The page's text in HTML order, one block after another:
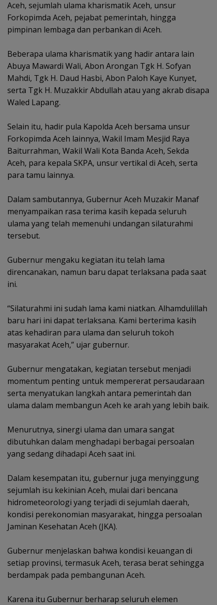
Aceh, sejumlah ulama kharismatik Aceh, unsur
Forkopimda Aceh, pejabat pemerintah, hingga
pimpinan lembaga dan perbankan di Aceh.
‎Beberapa ulama kharismatik yang hadir antara lain
Abuya Mawardi Wali, Abon Arongan Tgk H. Sofyan
Mahdi, Tgk H. Daud Hasbi, Abon Paloh Kaye Kunyet,
serta Tgk H. Muzakkir Abdullah atau yang akrab disapa
Waled Lapang.
‎Selain itu, hadir pula Kapolda Aceh bersama unsur
Forkopimda Aceh lainnya, Wakil Imam Mesjid Raya
Baiturrahman, Wakil Wali Kota Banda Aceh, Sekda
Aceh, para kepala SKPA, unsur vertikal di Aceh, serta
para tamu lainnya.
‎Dalam sambutannya, Gubernur Aceh Muzakir Manaf
menyampaikan rasa terima kasih kepada seluruh
ulama yang telah memenuhi undangan silaturahmi
tersebut.
‎Gubernur mengaku kegiatan itu telah lama
direncanakan, namun baru dapat terlaksana pada saat
ini.
‎“Silaturahmi ini sudah lama kami niatkan. Alhamdulillah
baru hari ini dapat terlaksana. Kami berterima kasih
atas kehadiran para ulama dan seluruh tokoh
masyarakat Aceh,” ujar gubernur.
‎Gubernur mengatakan, kegiatan tersebut menjadi
momentum penting untuk mempererat persaudaraan
serta menyatukan langkah antara pemerintah dan
ulama dalam membangun Aceh ke arah yang lebih baik.
‎Menurutnya, sinergi ulama dan umara sangat
dibutuhkan dalam menghadapi berbagai persoalan
yang sedang dihadapi Aceh saat ini.
‎Dalam kesempatan itu, gubernur juga menyinggung
sejumlah isu kekinian Aceh, mulai dari bencana
hidrometeorologi yang terjadi di sejumlah daerah,
kondisi perekonomian masyarakat, hingga persoalan
Jaminan Kesehatan Aceh (JKA).
‎Gubernur menjelaskan bahwa kondisi keuangan di
setiap provinsi, termasuk Aceh, terasa berat sehingga
berdampak pada pembangunan Aceh.
‎Karena itu Gubernur berharap seluruh elemen